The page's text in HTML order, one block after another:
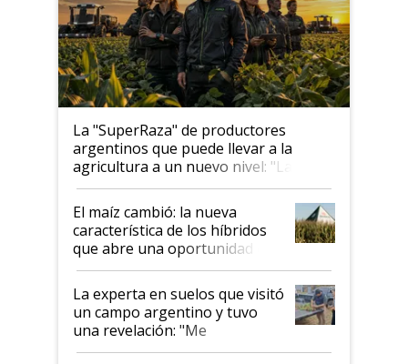
La "SuperRaza" de productores
argentinos que puede llevar a la
agricultura a un nuevo nivel: "Las
posibilidades de crecimiento son
infinitas"
El maíz cambió: la nueva
característica de los híbridos
que abre una oportunidad en
el lote
La experta en suelos que visitó
un campo argentino y tuvo
una revelación: "Me
impresionó mucho"